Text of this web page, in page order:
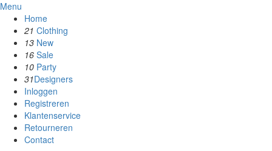
Menu
Home
21 Clothing
13 New
16 Sale
10 Party
31Designers
Inloggen
Registreren
Klantenservice
Retourneren
Contact